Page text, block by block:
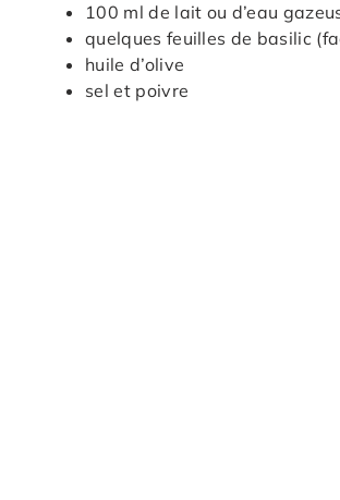
100 ml de lait ou d’eau
quelques feuilles de basilic
huile d’olive
sel et poivre